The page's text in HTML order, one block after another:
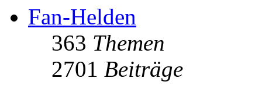
Fan-Helden
363 Themen
2701 Beiträge